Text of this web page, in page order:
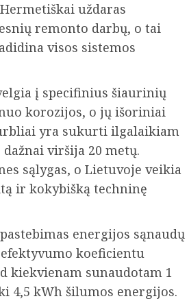
uždaras
remonto darbų, o tai
visos sistemos
į specifinius šiaurinių
korozijos, o jų išoriniai
yra sukurti ilgalaikiam
viršija 20 metų.
sąlygas, o Lietuvoje veikia
ir kokybišką techninę
energijos sąnaudų
koeficientu
kiekvienam sunaudotam 1
4,5 kWh šilumos energijos.